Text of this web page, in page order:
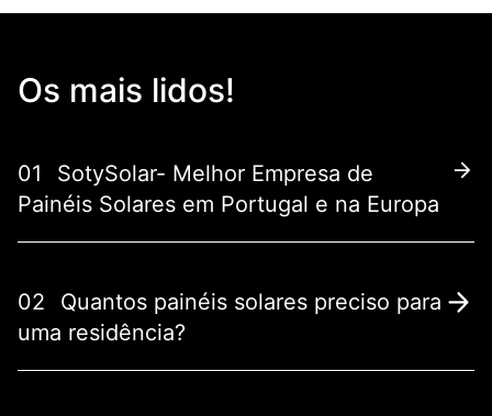
Os mais lidos!
01
SotySolar- Melhor Empresa de
Painéis Solares em Portugal e na Europa
02
Quantos painéis solares preciso para
uma residência?